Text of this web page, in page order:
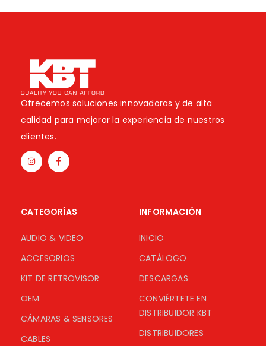
Ofrecemos soluciones innovadoras y de alta
calidad para mejorar la experiencia de nuestros
clientes.
CATEGORÍAS
AUDIO & VIDEO
ACCESORIOS
KIT DE RETROVISOR
OEM
CÁMARAS & SENSORES
CABLES
INFORMACIÓN
INICIO
CATÁLOGO
DESCARGAS
CONVIÉRTETE EN
DISTRIBUIDOR KBT
DISTRIBUIDORES